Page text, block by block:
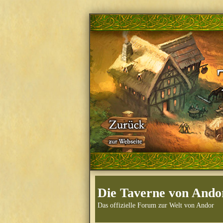
Die Taverne von
Das offizielle Forum zur Welt von Andor